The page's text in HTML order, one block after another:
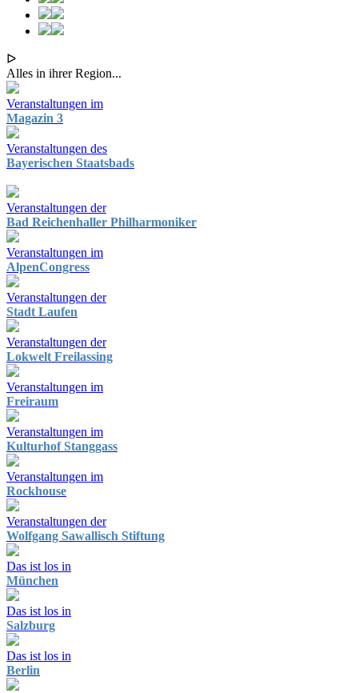
ᐅ
Alles in ihrer Region...
Veranstaltungen im
Magazin 3
Veranstaltungen des
Bayerischen Staatsbads
Veranstaltungen der
Bad Reichenhaller Philharmoniker
Veranstaltungen im
AlpenCongress
Veranstaltungen der
Stadt Laufen
Veranstaltungen der
Lokwelt Freilassing
Veranstaltungen im
Freiraum
Veranstaltungen im
Kulturhof Stanggass
Veranstaltungen im
Rockhouse
Veranstaltungen der
Wolfgang Sawallisch Stiftung
Das ist los in
München
Das ist los in
Salzburg
Das ist los in
Berlin